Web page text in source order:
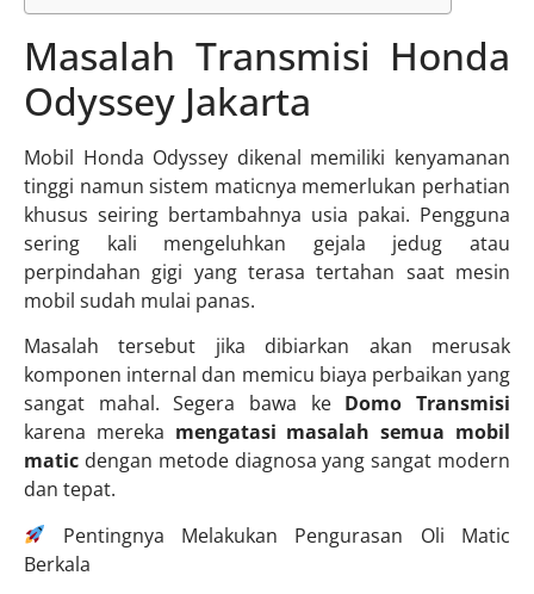
Masalah Transmisi Honda
Odyssey Jakarta
Mobil Honda Odyssey dikenal memiliki kenyamanan
tinggi namun sistem maticnya memerlukan perhatian
khusus seiring bertambahnya usia pakai. Pengguna
sering kali mengeluhkan gejala jedug atau
perpindahan gigi yang terasa tertahan saat mesin
mobil sudah mulai panas.
Masalah tersebut jika dibiarkan akan merusak
komponen internal dan memicu biaya perbaikan yang
sangat mahal. Segera bawa ke Domo Transmisi
karena mereka mengatasi masalah semua mobil
matic dengan metode diagnosa yang sangat modern
dan tepat.
Pentingnya Melakukan Pengurasan Oli Matic
Berkala